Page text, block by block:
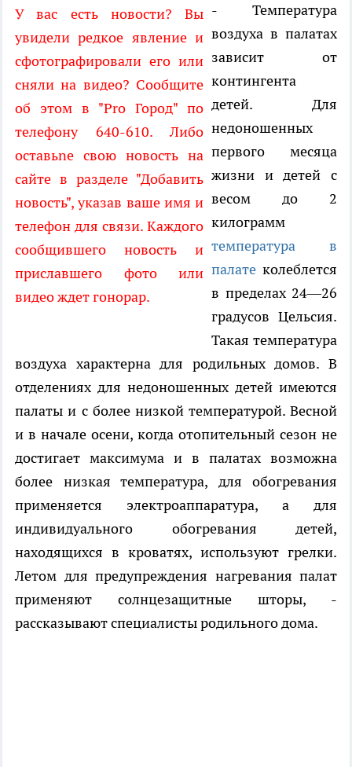
У вас есть новости? Вы
увидели редкое явление и
сфотографировали его или
сняли на видео? Сообщите
об этом в "Pro Город" по
телефону 640-610. Либо
оставьnе свою новость на
сайте в разделе "Добавить
новость", указав ваше имя и
телефон для связи. Каждого
сообщившего новость и
приславшего фото или
видео ждет гонорар.
- Температура
воздуха в палатах
зависит от
контингента
детей. Для
недоношенных
первого месяца
жизни и детей с
весом до 2
килограмм
температура в
палате колеблется
в пределах 24—26
градусов Цельсия.
Такая температура
воздуха характерна для родильных домов. В
отделениях для недоношенных детей имеются
палаты и с более низкой температурой. Весной
и в начале осени, когда отопительный сезон не
достигает максимума и в палатах возможна
более низкая температура, для обогревания
применяется электроаппаратура, а для
индивидуального обогревания детей,
находящихся в кроватях, используют грелки.
Летом для предупреждения нагревания палат
применяют солнцезащитные шторы, -
рассказывают специалисты родильного дома.